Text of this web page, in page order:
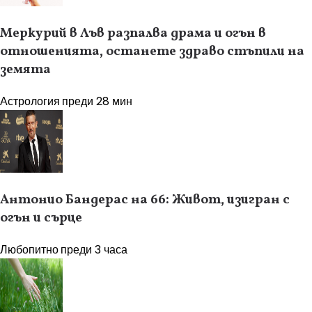
Меркурий в Лъв разпалва драма и огън в
отношенията, останете здраво стъпили на
земята
Астрология преди 28 мин
Антонио Бандерас на 66: Живот, изигран с
огън и сърце
Любопитнопреди 3 часа